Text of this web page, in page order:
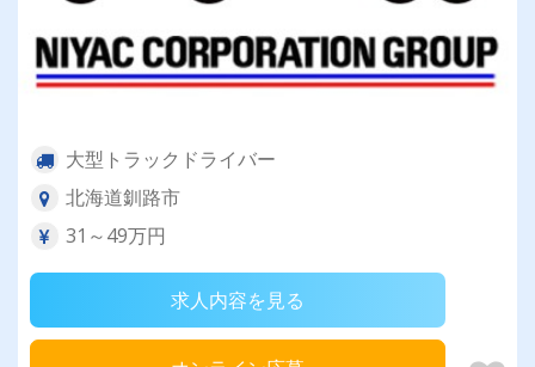
大型トラックドライバー
北海道釧路市
31～49万円
求人内容を見る